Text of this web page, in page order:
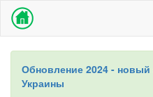
Обновление 2024 -
Украины